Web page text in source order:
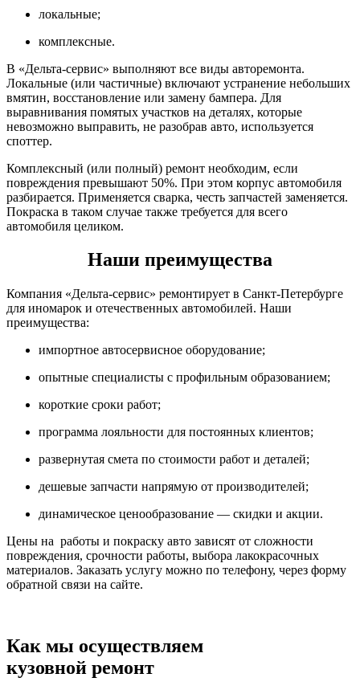
локальные;
комплексные.
В «Дельта-сервис» выполняют все виды авторемонта.
Локальные (или частичные) включают устранение небольших
вмятин, восстановление или замену бампера. Для
выравнивания помятых участков на деталях, которые
невозможно выправить, не разобрав авто, используется
споттер.
Комплексный (или полный) ремонт необходим, если
повреждения превышают 50%. При этом корпус автомобиля
разбирается. Применяется сварка, честь запчастей заменяется.
Покраска в таком случае также требуется для всего
автомобиля целиком.
Наши преимущества
Компания «Дельта-сервис» ремонтирует в Санкт-Петербурге
для иномарок и отечественных автомобилей. Наши
преимущества:
импортное автосервисное оборудование;
опытные специалисты с профильным образованием;
короткие сроки работ;
программа лояльности для постоянных клиентов;
развернутая смета по стоимости работ и деталей;
дешевые запчасти напрямую от производителей;
динамическое ценообразование — скидки и акции.
Цены на работы и покраску авто зависят от сложности
повреждения, срочности работы, выбора лакокрасочных
материалов. Заказать услугу можно по телефону, через форму
обратной связи на сайте.
Как мы осуществляем
кузовной ремонт